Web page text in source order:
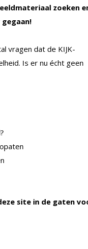
zoeken
vragen dat de KIJK-
Is er nu écht geen
site in de gaten